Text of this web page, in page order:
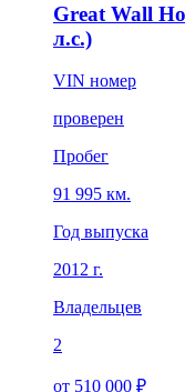
Great Wall
л.с.)
VIN номер
проверен
Пробег
91 995 км.
Год выпуска
2012 г.
Владельцев
2
от 510 000 ₽